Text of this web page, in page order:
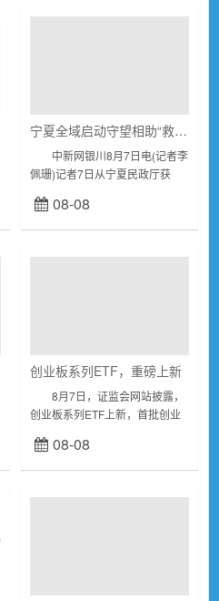
宁夏全域启动守望相助“救急难”行动 900万元专项资金帮扶困境婴幼儿
中新网银川8月7日电(记者李
佩珊)记者7日从宁夏民政厅获
难”行动宁夏全域试点工作正式启
动。未来三年，宁夏将投入约
08-08
创业板系列ETF，重磅上新
8月7日，证监会网站披露，
创业板系列ETF上新，首批创业
融科技ETF集体上报。 上报
首批创业板算力基础设施ETF的
08-08